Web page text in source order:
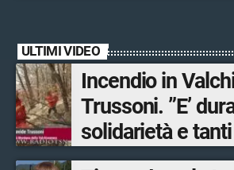
Shopping.
ULTIMI VIDEO
Incendio in
Trussoni. ”E’
solidarietà e